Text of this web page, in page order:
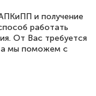
и получение
работать
От Вас требуется
а мы поможем с